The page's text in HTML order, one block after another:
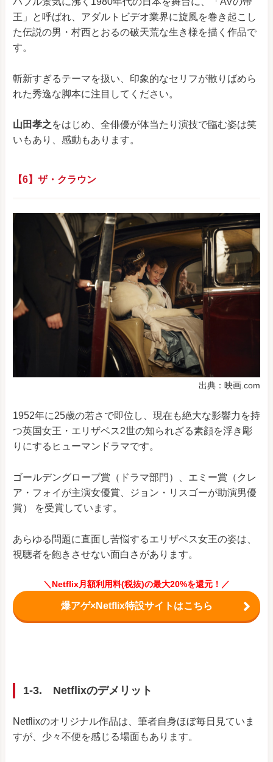
王」と呼ばれ、アダルトビデオ業界に旋風を巻き起こし
た伝説の男・村西とおるの破天荒な生き様を描く作品で
す。
斬新すぎるテーマを扱い、印象的なセリフが散りばめら
れた秀逸な脚本に注目してください。
山田孝之をはじめ、全俳優が体当たり演技で臨む姿は笑
いもあり、感動もあります。
【6】ザ・クラウン
出典：映画.com
1952年に25歳の若さで即位し、現在も絶大な影響力を持
つ英国女王・エリザベス2世の知られざる素顔を浮き彫
りにするヒューマンドラマです。
ゴールデングローブ賞（ドラマ部門）、エミー賞（クレ
ア・フォイが主演女優賞、ジョン・リスゴーが助演男優
賞）
を受賞しています。
あらゆる問題に直面し苦悩するエリザベス女王の姿は、
視聴者を飽きさせない面白さがあります。
＼Netflix月額利用料(税抜)の最大20%を還元！／
爆アゲ×Netflix特設サイトはこちら
1-3. Netflixのデメリット
Netflixのオリジナル作品は、筆者自身ほぼ毎日見ていま
すが、少々不便を感じる場面もあります。